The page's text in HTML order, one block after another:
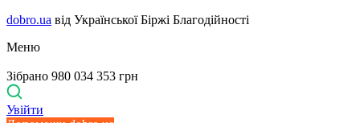
dobro.ua від Української Біржі Благодійності
Меню
Зібрано 980 034 353 грн
Увійти